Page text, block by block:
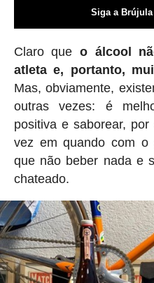
Siga a
Claro queo álcool
atleta e, portanto,
Mas, obviamente,
outras vezes: é
positiva e saborear,
vez em quando com
que não beber nada e
chateado.